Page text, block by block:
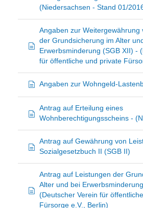
(Niedersachsen - Stand 01/
Angaben zur Weitergewährung
der Grundsicherung im Alter
Erwerbsminderung (SGB XII) -
für öffentliche und private
Angaben zur Wohngeld-
Antrag auf Erteilung eines
Wohnberechtigungsscheins -
Antrag auf Gewährung von
Sozialgesetzbuch II (SGB II)
Antrag auf Leistungen der
Alter und bei
(Deutscher Verein für
Fürsorge e.V., Berlin)